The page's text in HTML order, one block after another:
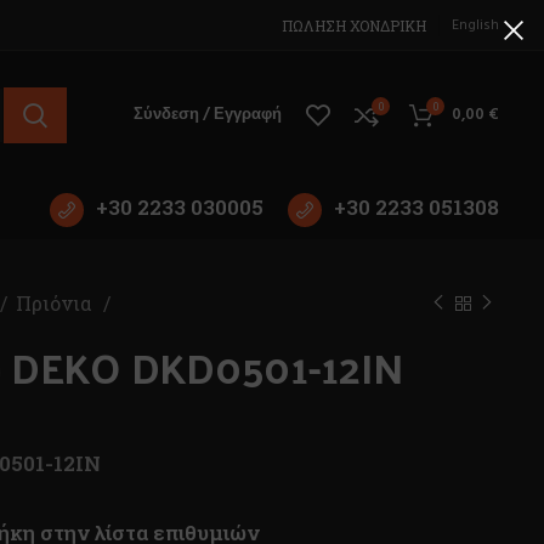
ΠΩΛΗΣΗ ΧΟΝΔΡΙΚΗ English
Σύνδεση / Εγγραφή 0 0 0,00 €
+30 2233 030005 +30 2233 051308
Πριόνια
DKD0501-12IN
12IN
στην λίστα επιθυμιών